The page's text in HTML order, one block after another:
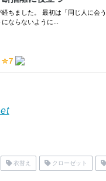
衣替え クローゼット